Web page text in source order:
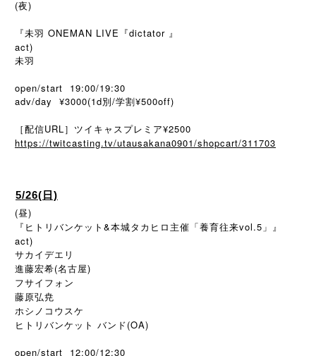
(夜)
『未羽 ONEMAN LIVE『dictator 』
act)
未羽
open/start 19:00/19:30
adv/day ¥3000(1d別/学割¥500off)
［配信URL］ツイキャスプレミア¥2500
https://twitcasting.tv/utausakana0901/shopcart/311703
5/26(日)
(昼)
『ヒトリバンケット&本城タカヒロ主催「養育往来vol.5」』
act)
サカイデエリ
進藤宏希(名古屋)
フサイフォン
藤原弘尭
ホシノコウスケ
ヒトリバンケット バンド(OA)
open/start 12:00/12:30